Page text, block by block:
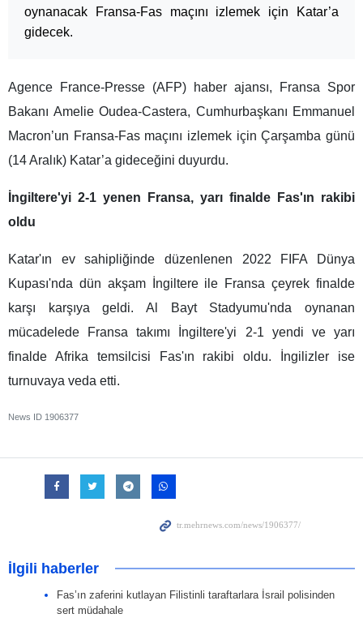
oynanacak Fransa-Fas maçını izlemek için Katar’a
gidecek.
Agence France-Presse (AFP) haber ajansı, Fransa Spor
Bakanı Amelie Oudea-Castera, Cumhurbaşkanı Emmanuel
Macron’un Fransa-Fas maçını izlemek için Çarşamba günü
(14 Aralık) Katar’a gideceğini duyurdu.
İngiltere'yi 2-1 yenen Fransa, yarı finalde Fas'ın rakibi
oldu
Katar'ın ev sahipliğinde düzenlenen 2022 FIFA Dünya
Kupası'nda dün akşam İngiltere ile Fransa çeyrek finalde
karşı karşıya geldi. Al Bayt Stadyumu'nda oynanan
mücadelede Fransa takımı İngiltere'yi 2-1 yendi ve yarı
finalde Afrika temsilcisi Fas'ın rakibi oldu. İngilizler ise
turnuvaya veda etti.
News ID 1906377
İlgili haberler
Fas’ın zaferini kutlayan Filistinli taraftarlara İsrail polisinden
sert müdahale